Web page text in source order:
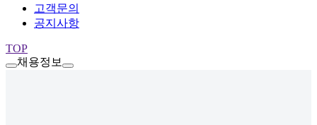
고객문의
공지사항
TOP
채용정보